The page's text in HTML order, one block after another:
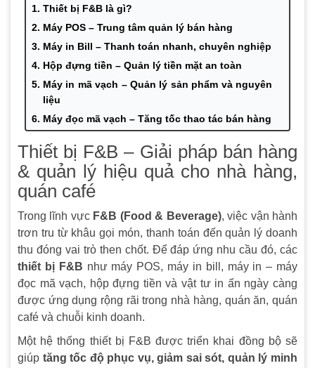
Thiết bị F&B là gì?
Máy POS – Trung tâm quản lý bán hàng
Máy in Bill – Thanh toán nhanh, chuyên nghiệp
Hộp đựng tiền – Quản lý tiền mặt an toàn
Máy in mã vạch – Quản lý sản phẩm và nguyên
liệu
Máy đọc mã vạch – Tăng tốc thao tác bán hàng
Giải pháp thiết bị F&B tại Minh Anh Technology
Định hướng lựa chọn thiết bị F&B phù hợp
Thiết bị F&B – Giải pháp bán hàng
& quản lý hiệu quả cho nhà hàng,
quán café
Trong lĩnh vực F&B (Food & Beverage), việc vận hành
trơn tru từ khâu gọi món, thanh toán đến quản lý doanh
thu đóng vai trò then chốt. Để đáp ứng nhu cầu đó, các
thiết bị F&B như máy POS, máy in bill, máy in – máy
đọc mã vạch, hộp đựng tiền và vật tư in ấn ngày càng
được ứng dụng rộng rãi trong nhà hàng, quán ăn, quán
café và chuỗi kinh doanh.
Một hệ thống thiết bị F&B được triển khai đồng bộ sẽ
giúp tăng tốc độ phục vụ, giảm sai sót, quản lý minh